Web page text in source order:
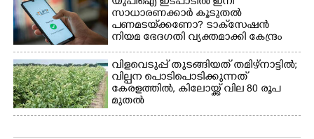
സാധാരണക്കാർ കൂടുതൽ
പണമടയ്‌ക്കണോ?​ ടാക്‌സേഷൻ
നിയമ ഭേദഗതി വ്യക്തമാക്കി കേന്ദ്രം
വിളവെടുപ്പ് തുടങ്ങിയത് തമിഴ്നാട്ടിൽ;
വില്പന പൊടിപൊടിക്കുന്നത്
കേരളത്തിൽ, കിലോയ്ക്ക് വില 80 രൂപ
മുതൽ